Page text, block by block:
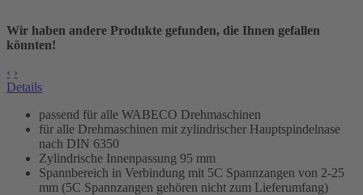
Wir haben andere Produkte gefunden, die Ihnen gefallen
könnten!
‹ ›
Details
passend für alle WABECO Drehmaschinen
für alle Drehmaschinen mit zylindrischer Hauptspindelnase
nach DIN 6350
Zylindrische Innenpassung 95 mm
Spannbereich in Verbindung mit 5C Spannzangen von 2-25
mm (5C Spannzangen gehören nicht zum Lieferumfang)